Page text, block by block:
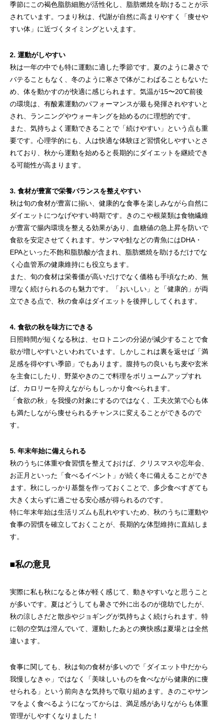
季節にこの褐色脂肪細胞が活性化し、脂肪燃焼を助けることが示
されています。つまり秋は、代謝が自然に高まりやすく「痩せや
すい体」に近づくタイミングといえます。
2. 運動がしやすい
秋は一年の中でも特に運動に適した季節です。夏のように暑さで
バテることもなく、冬のように寒さで体がこわばることもないた
め、体を動かすのが快適に感じられます。気温が15〜20℃前後
の環境は、有酸素運動のパフォーマンスが最も発揮されやすいと
され、ランニングやウォーキングを始めるのに理想的です。
また、気持ちよく運動できることで「続けやすい」という点も重
要です。心理学的にも、人は快適な体験ほど習慣化しやすいとさ
れており、秋から運動を始めると長期的にダイエットを継続でき
る可能性が高まります。
3. 食材が豊富で栄養バランスを整えやすい
秋は旬の食材が豊富に揃い、健康的な食事を楽しみながら自然に
ダイエットにつなげやすい時期です。きのこや根菜類は食物繊維
が豊富で腸内環境を整える効果があり、血糖値の急上昇を防いで
食欲を安定させてくれます。サンマや鮭などの青魚にはDHA・
EPAといった不飽和脂肪酸が含まれ、脂肪燃焼を助けるだけでな
く心血管系の健康維持にも役立ちます。
また、旬の食材は栄養価が高いだけでなく価格も手頃なため、無
理なく続けられるのも魅力です。「おいしい」と「健康的」が両
立できる点で、秋の食卓はダイエットを後押ししてくれます。
4. 食欲の秋を味方にできる
日照時間が短くなる秋は、セロトニンの分泌が減少することで食
欲が増しやすいといわれています。しかしこれは裏を返せば「満
足感を得やすい季節」でもあります。腹持ちの良いもち麦や玄米
を主食にしたり、野菜やきのこで料理をボリュームアップすれ
ば、カロリーを抑えながらもしっかり食べられます。
「食欲の秋」を我慢の対象にするのではなく、工夫次第で心も体
も満たしながら痩せられるチャンスに変えることができるので
す。
5. 年末年始に備えられる
秋のうちに体重や食習慣を整えておけば、クリスマスや忘年会、
お正月といった「食べるイベント」が続く冬に備えることができ
ます。秋にしっかり基盤を作っておくことで、多少食べすぎても
大きく太らずに過ごせる安心感が得られるのです。
特に年末年始は生活リズムも乱れやすいため、秋のうちに運動や
食事の習慣を確立しておくことが、長期的な体型維持に直結しま
す。
■私の意見
実際に私も秋になると体が軽く感じて、動きやすいなと思うこと
が多いです。夏はどうしても暑さで外に出るのが億劫でしたが、
秋の涼しさだと散歩やジョギングが気持ちよく続けられます。特
に朝の空気は澄んでいて、運動したあとの爽快感は夏場とは全然
違います。
食事に関しても、秋は旬の食材が多いので「ダイエット中だから
我慢しなきゃ」ではなく「美味しいものを食べながら健康的に痩
せられる」という前向きな気持ちで取り組めます。きのこやサン
マをよく食べるようになってからは、満足感がありながらも体重
管理がしやすくなりました！